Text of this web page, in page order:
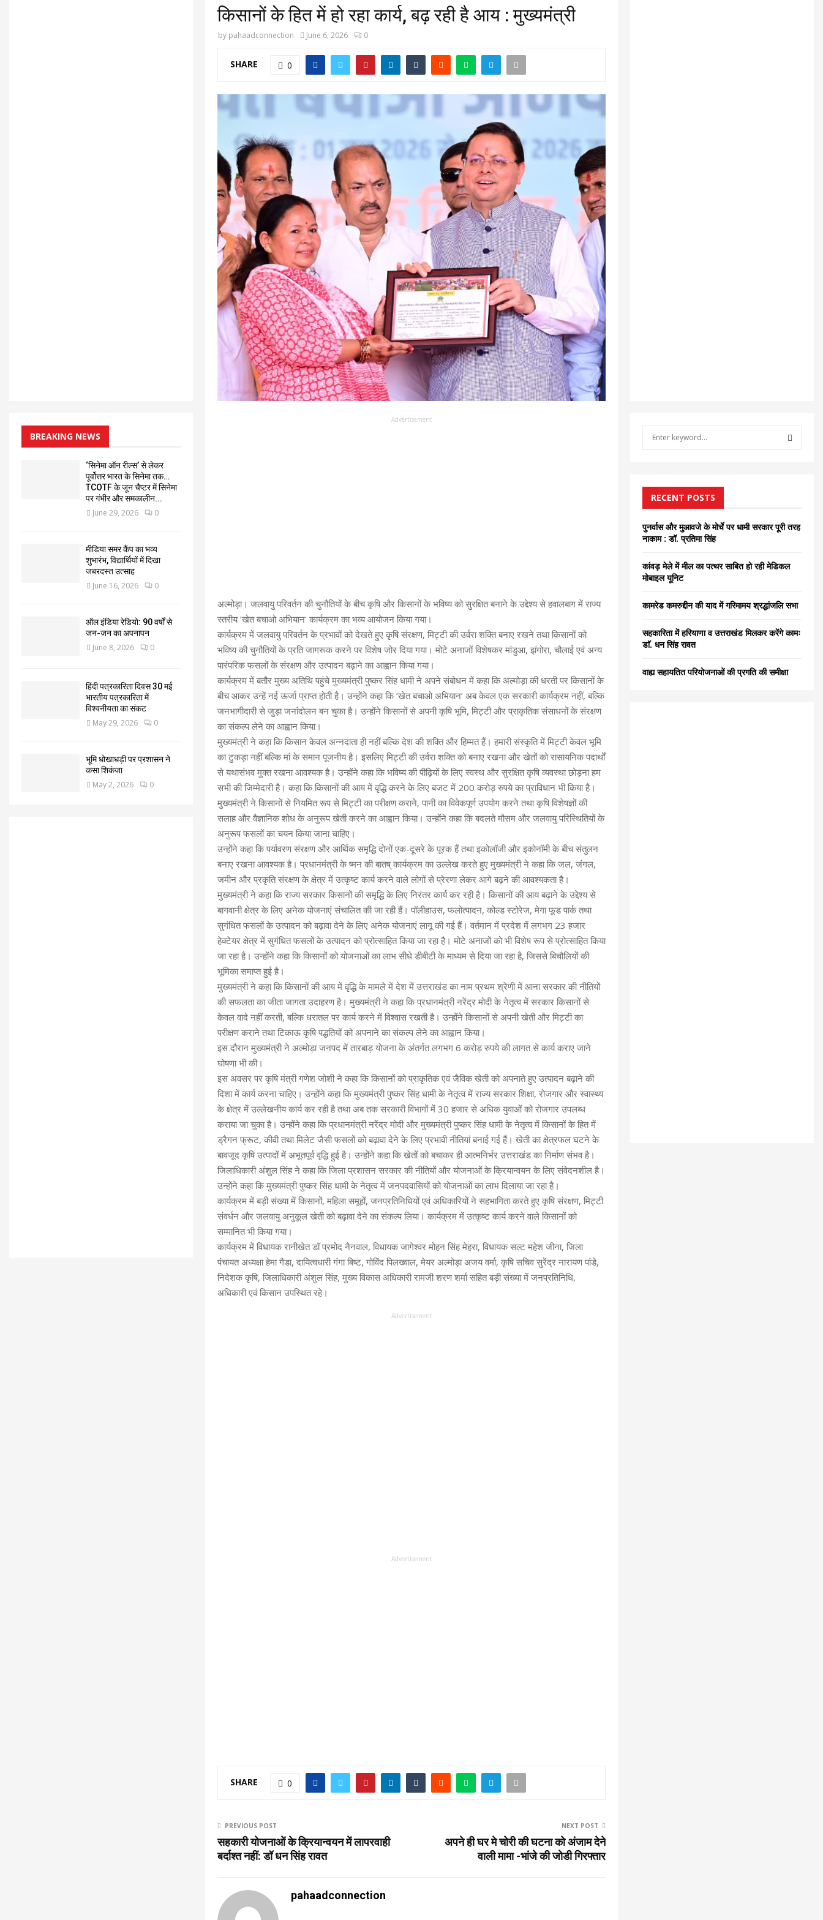
किसानों के हित में हो रहा कार्य, बढ़ रही है आय : मुख्यमंत्री
by pahaadconnection June 6, 2026 0
SHARE 0
Advertisement
अल्मोड़ा। जलवायु परिवर्तन की चुनौतियों के बीच कृषि और किसानों के भविष्य को सुरक्षित बनाने के उद्देश्य से हवालबाग में राज्य
स्तरीय ‘खेत बचाओ अभियान‘ कार्यक्रम का भव्य आयोजन किया गया।
कार्यक्रम में जलवायु परिवर्तन के प्रभावों को देखते हुए कृषि संरक्षण, मिट्टी की उर्वरा शक्ति बनाए रखने तथा किसानों को
भविष्य की चुनौतियों के प्रति जागरूक करने पर विशेष जोर दिया गया। मोटे अनाजों विशेषकर मांडुआ, झंगोरा, चौलाई एवं अन्य
पारंपरिक फसलों के संरक्षण और उत्पादन बढ़ाने का आह्वान किया गया।
कार्यक्रम में बतौर मुख्य अतिथि पहुंचे मुख्यमंत्री पुष्कर सिंह धामी ने अपने संबोधन में कहा कि अल्मोड़ा की धरती पर किसानों के
बीच आकर उन्हें नई ऊर्जा प्राप्त होती है। उन्होंने कहा कि ‘खेत बचाओ अभियान‘ अब केवल एक सरकारी कार्यक्रम नहीं, बल्कि
जनभागीदारी से जुड़ा जनांदोलन बन चुका है। उन्होंने किसानों से अपनी कृषि भूमि, मिट्टी और प्राकृतिक संसाधनों के संरक्षण
का संकल्प लेने का आह्वान किया।
मुख्यमंत्री ने कहा कि किसान केवल अन्नदाता ही नहीं बल्कि देश की शक्ति और हिम्मत हैं। हमारी संस्कृति में मिट्टी केवल भूमि
का टुकड़ा नहीं बल्कि मां के समान पूजनीय है। इसलिए मिट्टी की उर्वरा शक्ति को बनाए रखना और खेतों को रासायनिक पदार्थों
से यथासंभव मुक्त रखना आवश्यक है। उन्होंने कहा कि भविष्य की पीढ़ियों के लिए स्वस्थ और सुरक्षित कृषि व्यवस्था छोड़ना हम
सभी की जिम्मेदारी है। कहा कि किसानों की आय में वृद्धि करने के लिए बजट में 200 करोड़ रुपये का प्राविधान भी किया है।
मुख्यमंत्री ने किसानों से नियमित रूप से मिट्टी का परीक्षण कराने, पानी का विवेकपूर्ण उपयोग करने तथा कृषि विशेषज्ञों की
सलाह और वैज्ञानिक शोध के अनुरूप खेती करने का आह्वान किया। उन्होंने कहा कि बदलते मौसम और जलवायु परिस्थितियों के
अनुरूप फसलों का चयन किया जाना चाहिए।
उन्होंने कहा कि पर्यावरण संरक्षण और आर्थिक समृद्धि दोनों एक-दूसरे के पूरक हैं तथा इकोलॉजी और इकोनॉमी के बीच संतुलन
बनाए रखना आवश्यक है। प्रधानमंत्री के ष्मन की बातष् कार्यक्रम का उल्लेख करते हुए मुख्यमंत्री ने कहा कि जल, जंगल,
जमीन और प्रकृति संरक्षण के क्षेत्र में उत्कृष्ट कार्य करने वाले लोगों से प्रेरणा लेकर आगे बढ़ने की आवश्यकता है।
मुख्यमंत्री ने कहा कि राज्य सरकार किसानों की समृद्धि के लिए निरंतर कार्य कर रही है। किसानों की आय बढ़ाने के उद्देश्य से
बागवानी क्षेत्र के लिए अनेक योजनाएं संचालित की जा रही हैं। पॉलीहाउस, फलोत्पादन, कोल्ड स्टोरेज, मेगा फूड पार्क तथा
सुगंधित फसलों के उत्पादन को बढ़ावा देने के लिए अनेक योजनाएं लागू की गई हैं। वर्तमान में प्रदेश में लगभग 23 हजार
हेक्टेयर क्षेत्र में सुगंधित फसलों के उत्पादन को प्रोत्साहित किया जा रहा है। मोटे अनाजों को भी विशेष रूप से प्रोत्साहित किया
जा रहा है। उन्होंने कहा कि किसानों को योजनाओं का लाभ सीधे डीबीटी के माध्यम से दिया जा रहा है, जिससे बिचौलियों की
भूमिका समाप्त हुई है।
मुख्यमंत्री ने कहा कि किसानों की आय में वृद्धि के मामले में देश में उत्तराखंड का नाम प्रथम श्रेणी में आना सरकार की नीतियों
की सफलता का जीता जागता उदाहरण है। मुख्यमंत्री ने कहा कि प्रधानमंत्री नरेंद्र मोदी के नेतृत्व में सरकार किसानों से
केवल वादे नहीं करती, बल्कि धरातल पर कार्य करने में विश्वास रखती है। उन्होंने किसानों से अपनी खेती और मिट्टी का
परीक्षण कराने तथा टिकाऊ कृषि पद्धतियों को अपनाने का संकल्प लेने का आह्वान किया।
इस दौरान मुख्यमंत्री ने अल्मोड़ा जनपद में तारबाड़ योजना के अंतर्गत लगभग 6 करोड़ रुपये की लागत से कार्य कराए जाने
घोषणा भी की।
इस अवसर पर कृषि मंत्री गणेश जोशी ने कहा कि किसानों को प्राकृतिक एवं जैविक खेती को अपनाते हुए उत्पादन बढ़ाने की
दिशा में कार्य करना चाहिए। उन्होंने कहा कि मुख्यमंत्री पुष्कर सिंह धामी के नेतृत्व में राज्य सरकार शिक्षा, रोजगार और स्वास्थ्य
के क्षेत्र में उल्लेखनीय कार्य कर रही है तथा अब तक सरकारी विभागों में 30 हजार से अधिक युवाओं को रोजगार उपलब्ध
कराया जा चुका है। उन्होंने कहा कि प्रधानमंत्री नरेंद्र मोदी और मुख्यमंत्री पुष्कर सिंह धामी के नेतृत्व में किसानों के हित में
ड्रैगन फ्रूट, कीवी तथा मिलेट जैसी फसलों को बढ़ावा देने के लिए प्रभावी नीतियां बनाई गई हैं। खेती का क्षेत्रफल घटने के
बावजूद कृषि उत्पादों में अभूतपूर्व वृद्धि हुई है। उन्होंने कहा कि खेतों को बचाकर ही आत्मनिर्भर उत्तराखंड का निर्माण संभव है।
जिलाधिकारी अंशुल सिंह ने कहा कि जिला प्रशासन सरकार की नीतियों और योजनाओं के क्रियान्वयन के लिए संवेदनशील है।
उन्होंने कहा कि मुख्यमंत्री पुष्कर सिंह धामी के नेतृत्व में जनपदवासियों को योजनाओं का लाभ दिलाया जा रहा है।
कार्यक्रम में बड़ी संख्या में किसानों, महिला समूहों, जनप्रतिनिधियों एवं अधिकारियों ने सहभागिता करते हुए कृषि संरक्षण, मिट्टी
संवर्धन और जलवायु अनुकूल खेती को बढ़ावा देने का संकल्प लिया। कार्यक्रम में उत्कृष्ट कार्य करने वाले किसानों को
सम्मानित भी किया गया।
कार्यक्रम में विधायक रानीखेत डॉ प्रमोद नैनवाल, विधायक जागेश्वर मोहन सिंह मेहरा, विधायक सल्ट महेश जीना, जिला
पंचायत अध्यक्षा हेमा गैडा, दायित्वधारी गंगा बिष्ट, गोविंद पिलख्वाल, मेयर अल्मोड़ा अजय वर्मा, कृषि सचिव सुरेंद्र नारायण पांडे,
निदेशक कृषि, जिलाधिकारी अंशुल सिंह, मुख्य विकास अधिकारी रामजी शरण शर्मा सहित बड़ी संख्या में जनप्रतिनिधि,
अधिकारी एवं किसान उपस्थित रहे।
Advertisement
Advertisement
SHARE 0
PREVIOUS POST
सहकारी योजनाओं के क्रियान्वयन में लापरवाही
बर्दाश्त नहीं: डॉ धन सिंह रावत
NEXT POST
अपने ही घर मे चोरी की घटना को अंजाम देने
वाली मामा -भांजे की जोडी गिरफ्तार
pahaadconnection
BREAKING NEWS
‘सिनेमा ऑन रील्स’ से लेकर
पूर्वोत्तर भारत के सिनेमा तक…
TCOTF के जून चैप्टर में सिनेमा
पर गंभीर और समकालीन...
June 29, 2026 0
मीडिया समर कैंप का भव्य
शुभारंभ, विद्यार्थियों में दिखा
जबरदस्त उत्साह
June 16, 2026 0
ऑल इंडिया रेडियो: 90 वर्षों से
जन-जन का अपनापन
June 8, 2026 0
हिंदी पत्रकारिता दिवस 30 मई
भारतीय पत्रकारिता में
विश्वनीयता का संकट
May 29, 2026 0
भूमि धोखाधड़ी पर प्रशासन ने
कसा शिकंजा
May 2, 2026 0
f
o
r
RECENT POSTS
पुनर्वास और मुआवजे के मोर्चे पर धामी सरकार पूरी तरह
नाकाम : डॉ. प्रतिमा सिंह
कांवड़ मेले में मील का पत्थर साबित हो रही मेडिकल
मोबाइल यूनिट
कामरेड कमरुद्दीन की याद में गरिमामय श्रद्धांजलि सभा
सहकारिता में हरियाणा व उत्तराखंड मिलकर करेंगे कामः
डाॅ. धन सिंह रावत
वाह्य सहायतित परियोजनाओं की प्रगति की समीक्षा